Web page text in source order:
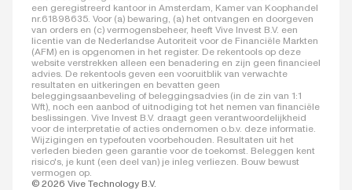
een geregistreerd kantoor in Amsterdam, Kamer van Koophandel
nr.61898635. Voor (a) bewaring, (a) het ontvangen en doorgeven
van orders en (c) vermogensbeheer, heeft Vive Invest B.V. een
licentie van de Nederlandse Autoriteit voor de Financiële Markten
(AFM) en is opgenomen in het register. De rekentools op deze
website verstrekken alleen een benadering en zijn geen financieel
advies. De rekentools geven een vooruitblik van verwachte
resultaten en uitkeringen en bevatten geen
beleggingsaanbeveling of beleggingsadvies (in de zin van 1:1
Wft), noch een aanbod of uitnodiging tot het nemen van financiële
beslissingen. Vive Invest B.V. draagt geen verantwoordelijkheid
voor de interpretatie of acties ondernomen o.b.v. deze informatie.
Wijzigingen en typefouten voorbehouden. Resultaten uit het
verleden bieden geen garantie voor de toekomst. Beleggen kent
risico's, je kunt (een deel van) je inleg verliezen. Bouw bewust
vermogen op.
© 2026 Vive Technology B.V.